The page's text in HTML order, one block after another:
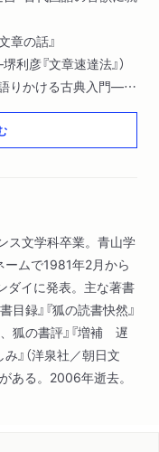
章の話』
彦『文章速達法』）
りかける古典入門―藤
選評『恋愛名歌集』
詩を読む人のために』
えた怒り―エルンス
世界史』
史の誕生 モンゴルの
忠躬『フランス革命―
藤湖南『日本文化史
ス文学科卒業。青山学
ームで1981年2月から
ダイに発表。主な著書
目録』『狐の読書快然』
、狐の書評』『増補 遅
』（洋泉社／朝日文
がある。2006年逝去。